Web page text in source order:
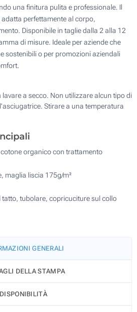
una finitura pulita e professionale. Il
perfettamente al corpo,
Disponibile in taglie dalla 2 alla 12
di misure. Ideale per aziende che
sostenibili o per promozioni aziendali
a secco. Non utilizzare alcun tipo di
Stirare a una temperatura
organico con trattamento
maglia liscia 175g/m²
tatto, tubolare, copricuciture sul collo
GENERALI
DELLA STAMPA
DISPONIBILITÀ